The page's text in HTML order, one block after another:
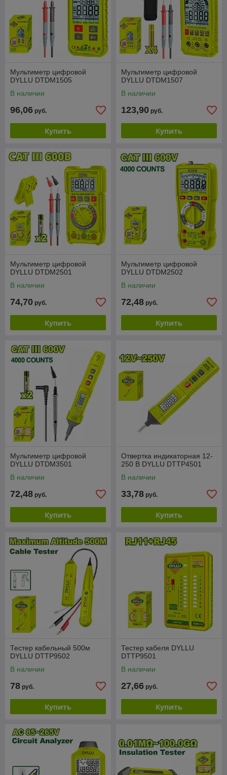
Мультиметр цифровой
DYLLU DTDM1505
В наличии
96,06 руб.
Купить
Мультиметр цифровой
DYLLU DTDM1507
В наличии
123,90 руб.
Купить
Мультиметр цифровой
DYLLU DTDM2501
В наличии
74,70 руб.
Купить
Мультиметр цифровой
DYLLU DTDM2502
В наличии
72,48 руб.
Купить
Мультиметр цифровой
DYLLU DTDM3501
В наличии
72,48 руб.
Купить
Отвертка индикаторная 12-
250 В DYLLU DTTP4501
В наличии
33,78 руб.
Купить
Тестер кабельный 500м
DYLLU DTTP9502
В наличии
78 руб.
Купить
Тестер кабеля DYLLU
DTTP9501
В наличии
27,66 руб.
Купить